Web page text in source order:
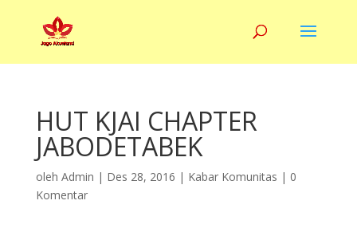
HUT KJAI CHAPTER
JABODETABEK
oleh Admin | Des 28, 2016 | Kabar Komunitas | 0
Komentar